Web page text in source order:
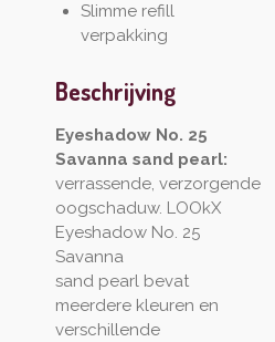
Slimme refill
verpakking
Beschrijving
Eyeshadow No. 25
Savanna sand pearl:
verrassende, verzorgende
oogschaduw. LOOkX
Eyeshadow No. 25
Savanna
sand pearl bevat
meerdere kleuren en
verschillende